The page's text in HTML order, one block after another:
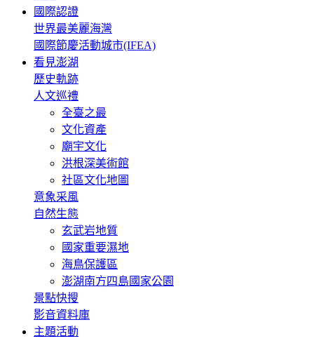
國際認證
世界最美麗海灣
國際節慶活動城市(IFEA)
看見澎湖
歷史軌跡
人文巡禮
全臺之最
文化資產
廟宇文化
洪根深美術館
社區文化地圖
意象采風
自然生態
玄武岩地質
國家重要濕地
海鳥保護區
澎湖南方四島國家公園
景點快搜
影音資料庫
主題活動